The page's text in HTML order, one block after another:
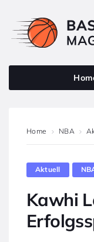
Home NBA
Aktuell
Kawhi